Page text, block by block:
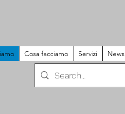
Cosa facciamo Servizi News